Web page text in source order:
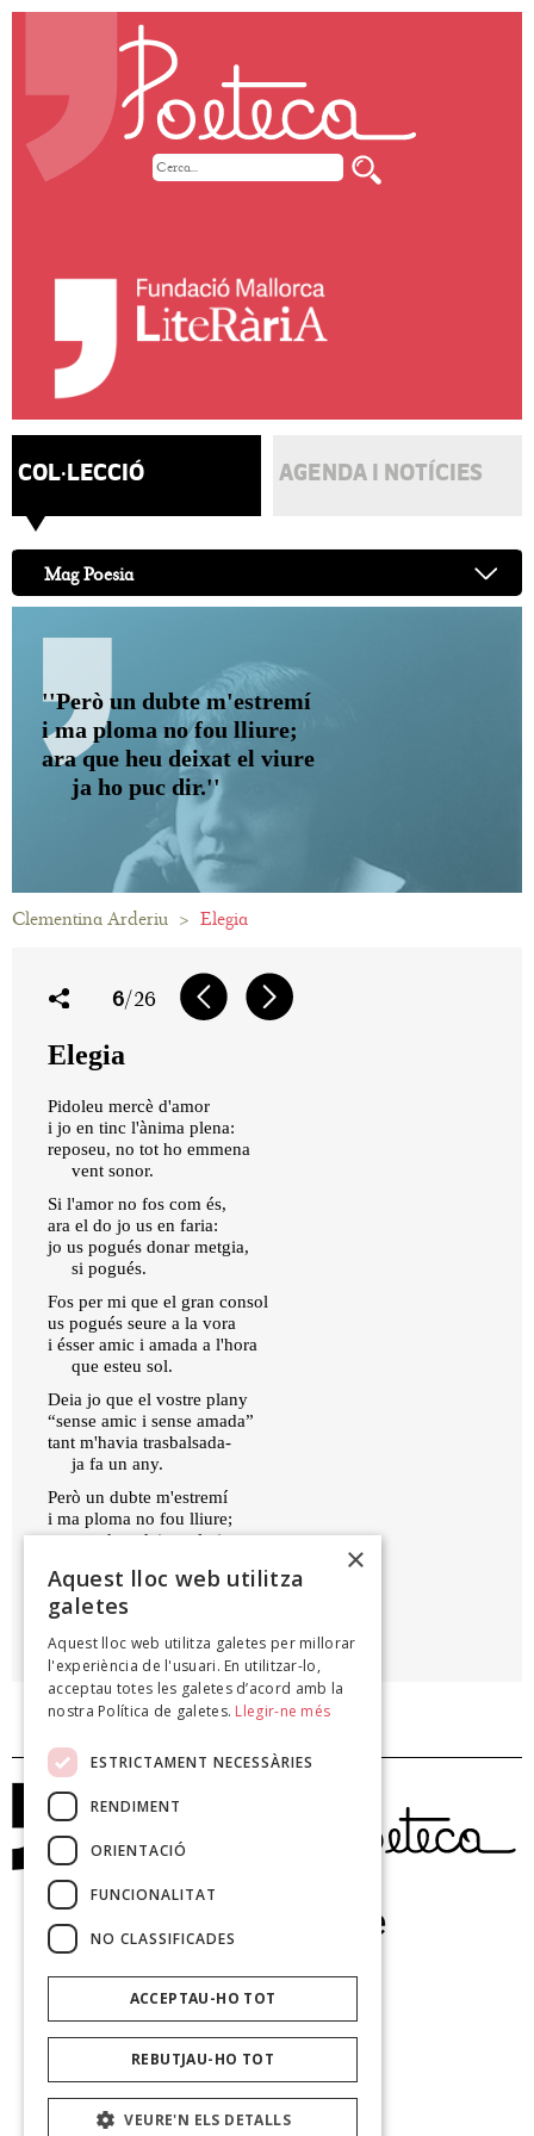
COL·LECCIÓ AGENDA I NOTÍCIES
Mag Poesia
''Però un dubte m'estremí
i ma ploma no fou lliure;
ara que heu deixat el viure
ja ho puc dir.''
Clementina Arderiu > Elegia
6/26
Elegia
Pidoleu mercè d'amor
i jo en tinc l'ànima plena:
reposeu, no tot ho emmena
vent sonor.
Si l'amor no fos com és,
ara el do jo us en faria:
jo us pogués donar metgia,
si pogués.
Fos per mi que el gran consol
us pogués seure a la vora
i ésser amic i amada a l'hora
que esteu sol.
Deia jo que el vostre plany
“sense amic i sense amada”
tant m'havia trasbalsada-
ja fa un any.
Però un dubte m'estremí
i ma ploma no fou lliure;
ara que heu deixat el viure
L'altra llibertat, 1920
×
Aquest lloc web utilitza
galetes
Aquest lloc web utilitza galetes per millorar
l'experiència de l'usuari. En utilitzar-lo,
acceptau totes les galetes d’acord amb la
nostra Política de galetes. Llegir-ne més
ESTRICTAMENT NECESSÀRIES
RENDIMENT
ORIENTACIÓ
FUNCIONALITAT
NO CLASSIFICADES
ACCEPTAU-HO TOT
REBUTJAU-HO TOT
VEURE'N ELS DETALLS